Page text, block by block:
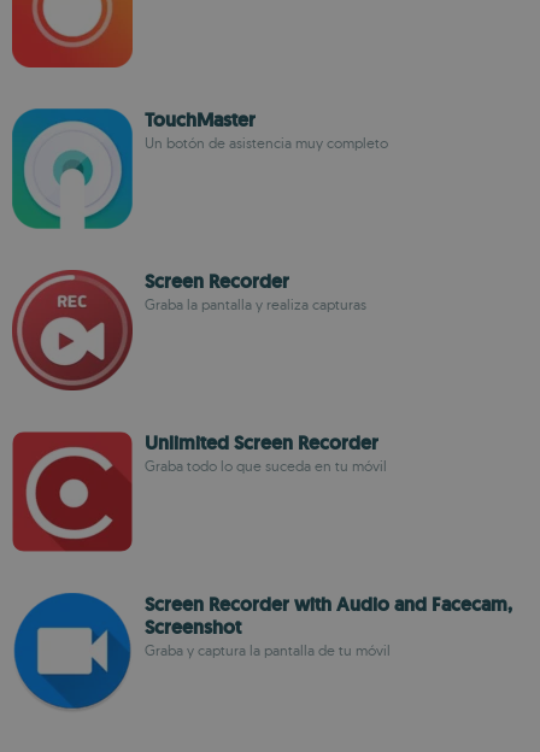
TouchMaster
Un botón de asistencia muy completo
Screen Recorder
Graba la pantalla y realiza capturas
Unlimited Screen Recorder
Graba todo lo que suceda en tu móvil
Screen Recorder with Audio and Facecam,
Screenshot
Graba y captura la pantalla de tu móvil